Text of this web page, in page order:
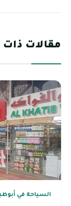
مقالات
السياحة في